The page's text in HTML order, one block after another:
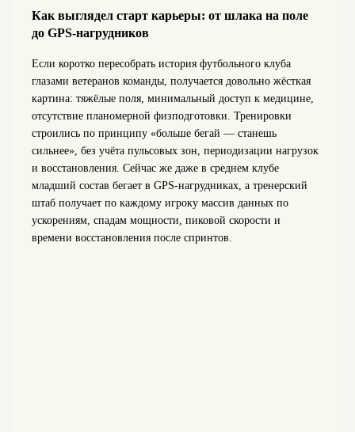
Как выглядел старт карьеры: от шлака на поле
до GPS-нагрудников
Если коротко пересобрать история футбольного клуба
глазами ветеранов команды, получается довольно жёсткая
картина: тяжёлые поля, минимальный доступ к медицине,
отсутствие планомерной физподготовки. Тренировки
строились по принципу «больше бегай — станешь
сильнее», без учёта пульсовых зон, периодизации нагрузок
и восстановления. Сейчас же даже в среднем клубе
младший состав бегает в GPS-нагрудниках, а тренерский
штаб получает по каждому игроку массив данных по
ускорениям, спадам мощности, пиковой скорости и
времени восстановления после спринтов.